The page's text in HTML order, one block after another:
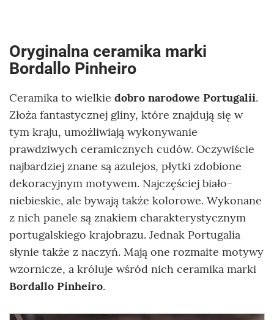
Oryginalna ceramika marki
Bordallo Pinheiro
Ceramika to wielkie dobro narodowe Portugalii.
Złoża fantastycznej gliny, które znajdują się w
tym kraju, umożliwiają wykonywanie
prawdziwych ceramicznych cudów. Oczywiście
najbardziej znane są azulejos, płytki zdobione
dekoracyjnym motywem. Najczęściej biało-
niebieskie, ale bywają także kolorowe. Wykonane
z nich panele są znakiem charakterystycznym
portugalskiego krajobrazu. Jednak Portugalia
słynie także z naczyń. Mają one rozmaite motywy
wzornicze, a króluje wśród nich ceramika marki
Bordallo Pinheiro.